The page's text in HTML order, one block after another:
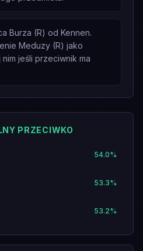
Burza (R) od Kennen.
Meduzy (R) jako
jeśli przeciwnik ma
PRZECIWKO
54.0%
53.3%
53.2%